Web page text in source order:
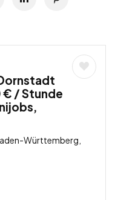
/ Stunde
Württemberg,